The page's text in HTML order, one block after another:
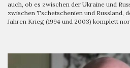
auch, ob es zwischen der Ukraine und
zwischen Tschetschenien und Russland,
Jahren Krieg (1994 und 2003) komplett